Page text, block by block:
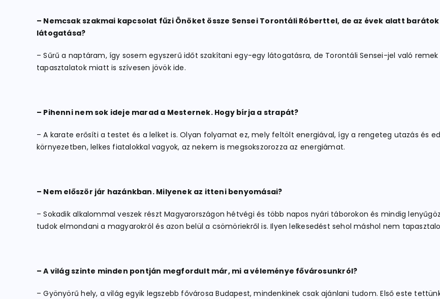
– Nemcsak szakmai kapcsolat fűzi Önöket össze Sensei Torontáli Róberttel, de az évek alatt
látogatása?
– Sűrű a naptáram, így sosem egyszerű időt szakítani egy-egy látogatásra, de Torontáli Sensei-jel való
tapasztalatok miatt is szívesen jövök ide.
– Pihenni nem sok ideje marad a Mesternek. Hogy bírja a strapát?
– A karate erősíti a testet és a lelket is. Olyan folyamat ez, mely feltölt energiával, így a rengeteg utazás és
környezetben, lelkes fiatalokkal vagyok, az nekem is megsokszorozza az energiámat.
– Nem először jár hazánkban. Milyenek az itteni benyomásai?
– Sokadik alkalommal veszek részt Magyarországon hétvégi és több napos nyári táborokon és mindig
tudok elmondani a magyarokról és azon belül a csömöriekről is. Ilyen lelkesedést sehol máshol nem
– A világ szinte minden pontján megfordult már, mi a véleménye fővárosunkról?
– Gyönyörű hely, a világ egyik legszebb fővárosa Budapest, mindenkinek csak ajánlani tudom. Első este